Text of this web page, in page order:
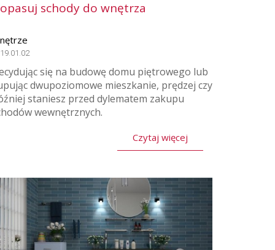
schody do wnętrza
się na budowę domu piętrowego lub
dwupoziomowe mieszkanie, prędzej czy
staniesz przed dylematem zakupu
wewnętrznych.
Czytaj więcej